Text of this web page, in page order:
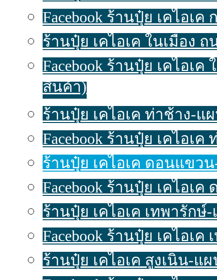
Facebook ร้านปุ๋ย เคไอเ
ร้านปุ๋ย เคไอเค ในเมือง
Facebook ร้านปุ๋ย เคไอเ
สินค้า)
ร้านปุ๋ย เคไอเค ท่าช้าง-แ
Facebook ร้านปุ๋ย เคไอเ
ร้านปุ๋ย เคไอเค ดอนแขว
Facebook ร้านปุ๋ย เคไอ
ร้านปุ๋ย เคไอเค เทพารักษ์
Facebook ร้านปุ๋ย เคไอเ
ร้านปุ๋ย เคไอเค สูงเนิน-แ